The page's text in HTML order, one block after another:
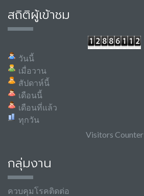
สถิติผู้เข้าชม
วันนี้
เมื่อวาน
สัปดาห์นี้
เดือนนี้
เดือนที่แล้ว
ทุกวัน
Visitors Counter
กลุ่มงาน
ควบคุมโรคติดต่อ